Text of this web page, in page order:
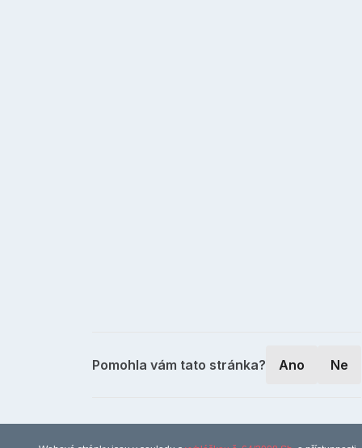
Pomohla vám tato stránka? Ano Ne